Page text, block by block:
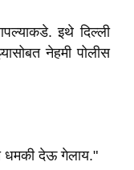
इथे दिल्ली
नेहमी पोलीस
धमकी देऊ गेलाय."